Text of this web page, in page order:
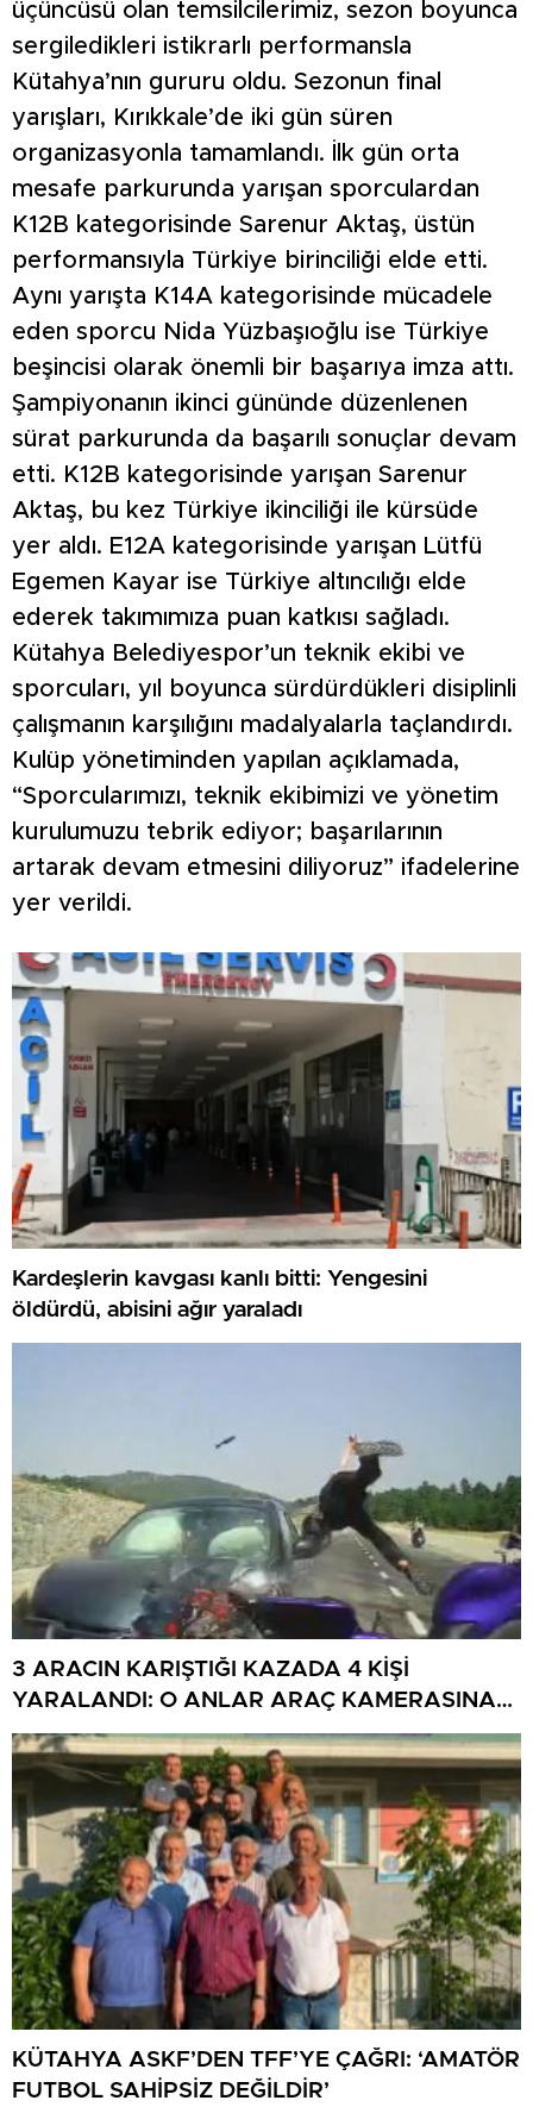
üçüncüsü olan temsilcilerimiz, sezon boyunca
sergiledikleri istikrarlı performansla
Kütahya’nın gururu oldu. Sezonun final
yarışları, Kırıkkale’de iki gün süren
organizasyonla tamamlandı. İlk gün orta
mesafe parkurunda yarışan sporculardan
K12B kategorisinde Sarenur Aktaş, üstün
performansıyla Türkiye birinciliği elde etti.
Aynı yarışta K14A kategorisinde mücadele
eden sporcu Nida Yüzbaşıoğlu ise Türkiye
beşincisi olarak önemli bir başarıya imza attı.
Şampiyonanın ikinci gününde düzenlenen
sürat parkurunda da başarılı sonuçlar devam
etti. K12B kategorisinde yarışan Sarenur
Aktaş, bu kez Türkiye ikinciliği ile kürsüde
yer aldı. E12A kategorisinde yarışan Lütfü
Egemen Kayar ise Türkiye altıncılığı elde
ederek takımımıza puan katkısı sağladı.
Kütahya Belediyespor’un teknik ekibi ve
sporcuları, yıl boyunca sürdürdükleri disiplinli
çalışmanın karşılığını madalyalarla taçlandırdı.
Kulüp yönetiminden yapılan açıklamada,
“Sporcularımızı, teknik ekibimizi ve yönetim
kurulumuzu tebrik ediyor; başarılarının
artarak devam etmesini diliyoruz” ifadelerine
yer verildi.
Kardeşlerin kavgası kanlı bitti: Yengesini
öldürdü, abisini ağır yaraladı
3 ARACIN KARIŞTIĞI KAZADA 4 KİŞİ
YARALANDI: O ANLAR ARAÇ KAMERASINA
YANSIDI
KÜTAHYA ASKF’DEN TFF’YE ÇAĞRI: ‘AMATÖR
FUTBOL SAHİPSİZ DEĞİLDİR’